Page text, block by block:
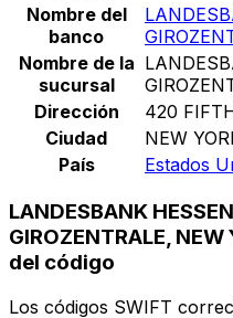
Nombre del
banco
Nombre de la
sucursal
Dirección
420
Ciudad
NEW
País
Estados
LANDESBANK
GIROZENTRALE,
del código
Los códigos SWIFT